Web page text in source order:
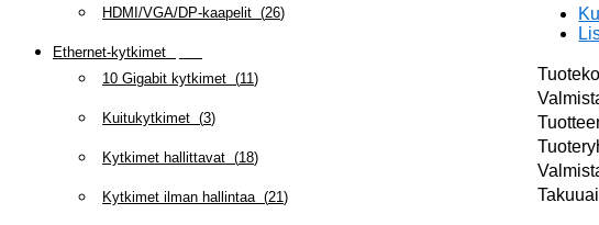
HDMI/VGA/DP-kaapelit (26)
Ethernet-kytkimet
10 Gigabit kytkimet (11)
Kuitukytkimet (3)
Kytkimet hallittavat (18)
Kytkimet ilman hallintaa (21)